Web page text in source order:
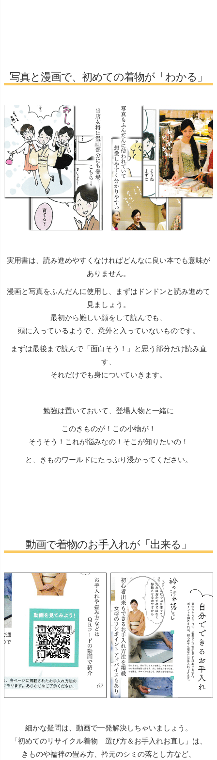
写真と漫画で、初めての着物が「わかる」
実用書は、読み進めやすくなければどんなに良い本でも意味が
ありません。
漫画と写真をふんだんに使用し、まずはドンドンと読み進めて
見ましょう。
最初から難しい顔をして読んでも、
頭に入っているようで、意外と入っていないものです。
まずは最後まで読んで「面白そう！」と思う部分だけ読み直
す、
それだけでも身についていきます。
勉強は置いておいて、登場人物と一緒に
このきものが！この小物が！
そうそう！これが悩みなの！そこが知りたいの！
と、きものワールドにたっぷり浸かってください。
動画で着物のお手入れが「出来る」
細かな疑問は、動画で一発解決しちゃいましょう。
「初めてのリサイクル着物 選び方＆お手入れお直し」は、
きものや襦袢の畳み方、衿元のシミの落とし方など、